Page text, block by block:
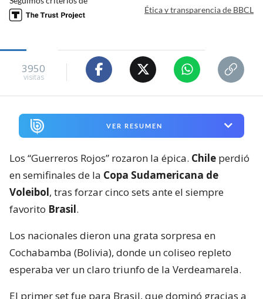
Ética y transparencia de BBCL
3950
visitas
VER RESUMEN
Los “Guerreros Rojos” rozaron la épica. Chile perdió
en semifinales de la Copa Sudamericana de
Voleibol, tras forzar cinco sets ante el siempre
favorito Brasil.
Los nacionales dieron una grata sorpresa en
Cochabamba (Bolivia), donde un coliseo repleto
esperaba ver un claro triunfo de la Verdeamarela.
El primer set fue para Brasil, que dominó gracias a